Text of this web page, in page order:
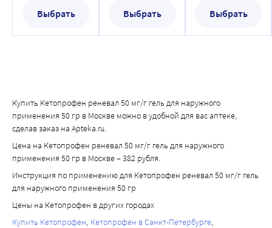
Выбрать
Выбрать
Выбрать
Купить Кетопрофен реневал 50 мг/г гель для наружного
применения 50 гр в Москве можно в удобной для вас аптеке,
сделав заказ на Apteka.ru.
Цена на Кетопрофен реневал 50 мг/г гель для наружного
применения 50 гр в Москве – 382 рубля.
Инструкция по применению для Кетопрофен реневал 50 мг/г гель
для наружного применения 50 гр
Цены на Кетопрофен в других городах
Купить Кетопрофен Кетопрофен в Санкт-Петербурге